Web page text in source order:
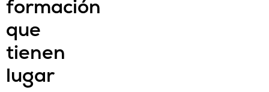
formación
que
tienen
lugar